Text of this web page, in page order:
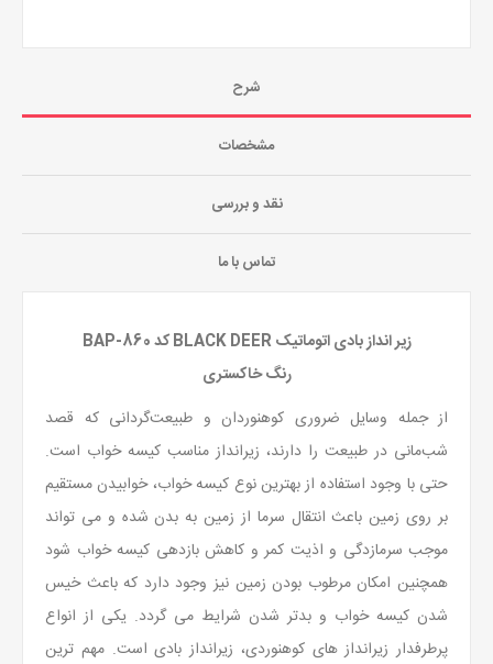
شرح
مشخصات
نقد و بررسی
تماس با ما
زیر انداز بادی اتوماتیک BLACK DEER کد BAP-860
رنگ خاکستری
از جمله وسایل ضروری کوهنوردان و طبیعت‌گردانی که قصد
شب‌مانی در طبیعت را دارند، زیرانداز مناسب کیسه خواب است.
حتی با وجود استفاده از بهترین نوع کیسه خواب، خوابیدن مستقیم
بر روی زمین باعث انتقال سرما از زمین به بدن شده و می تواند
موجب سرمازدگی و اذیت کمر و کاهش بازدهی کیسه خواب شود
همچنین امکان مرطوب بودن زمین نیز وجود دارد که باعث خیس
شدن کیسه خواب و بدتر شدن شرایط می گردد. یکی از انواع
پرطرفدار زیرانداز های کوهنوردی، زیرانداز بادی است. مهم ترین